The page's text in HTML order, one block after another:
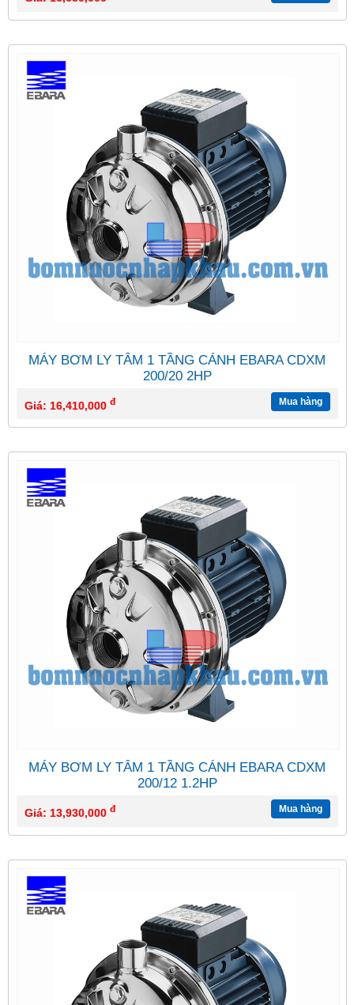
MÁY BƠM LY TÂM 1 TẦNG CÁNH EBARA CDXM
200/20 2HP
Giá: 16,410,000 đ Mua hàng
MÁY BƠM LY TÂM 1 TẦNG CÁNH EBARA CDXM
200/12 1.2HP
Giá: 13,930,000 đ Mua hàng